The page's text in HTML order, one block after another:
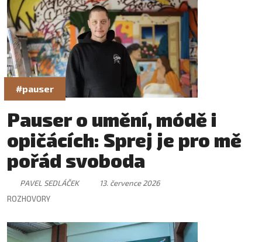
#pauser
Pauser o umění, módě i
opičácích: Sprej je pro mě
pořád svoboda
PAVEL SEDLÁČEK
13. července 2026
ROZHOVORY